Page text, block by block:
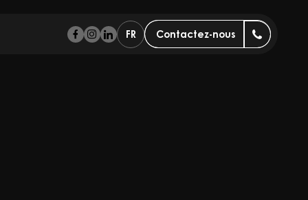
FR Contactez-nous